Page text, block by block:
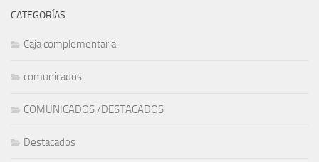
CATEGORÍAS
Caja complementaria
comunicados
COMUNICADOS /DESTACADOS
Destacados